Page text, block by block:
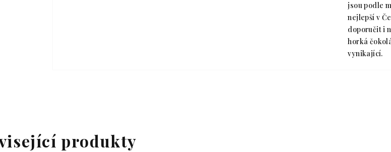
jsou podle
nejlepší v
doporučit i
horká
vynikající.
produkty